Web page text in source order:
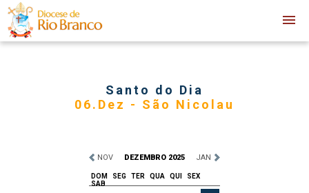
Santo do Dia
06.Dez - São Nicolau
NOV DEZEMBRO 2025 JAN
DOM SEG TER QUA QUI
SEX
SAB